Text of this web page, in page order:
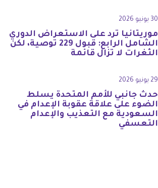
30 يونيو 2026
موريتانيا ترد على الاستعراض الدوري
الشامل الرابع: قبول 229 توصية، لكن
الثغرات لا تزال قائمة
29 يونيو 2026
حدث جانبي للأمم المتحدة يسلط
الضوء على علاقة عقوبة الإعدام في
السعودية مع التعذيب والإعدام
التعسفي